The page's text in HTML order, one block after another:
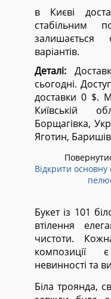
в Києві
стабільним
варіантів.
Деталі:
сьогодні.
доставки 0 $.
Київській
Борщагівка,
Яготин,
Відкрити основну
Букет із 101
втілення
чистоти.
композиції
невинності та
Біла троянда,